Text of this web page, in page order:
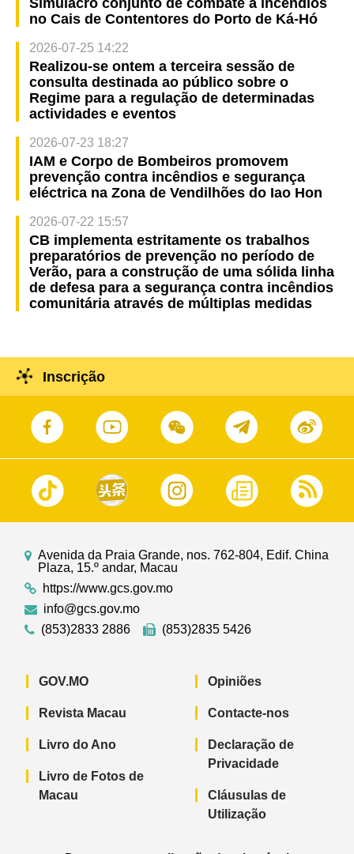
Simulacro conjunto de combate a incêndios
no Cais de Contentores do Porto de Ká-Hó
2026-07-25 14:22
Realizou-se ontem a terceira sessão de
consulta destinada ao público sobre o
Regime para a regulação de determinadas
actividades e eventos
2026-07-23 18:27
IAM e Corpo de Bombeiros promovem
prevenção contra incêndios e segurança
eléctrica na Zona de Vendilhões do Iao Hon
2026-07-22 15:57
CB implementa estritamente os trabalhos
preparatórios de prevenção no período de
Verão, para a construção de uma sólida linha
de defesa para a segurança contra incêndios
comunitária através de múltiplas medidas
Inscrição
Avenida da Praia Grande, nos. 762-804, Edif. China
Plaza, 15.º andar, Macau
https://www.gcs.gov.mo
info@gcs.gov.mo
(853)2833 2886
(853)2835 5426
GOV.MO
Revista Macau
Livro do Ano
Livro de Fotos de
Macau
Opiniões
Contacte-nos
Declaração de
Privacidade
Cláusulas de
Utilização